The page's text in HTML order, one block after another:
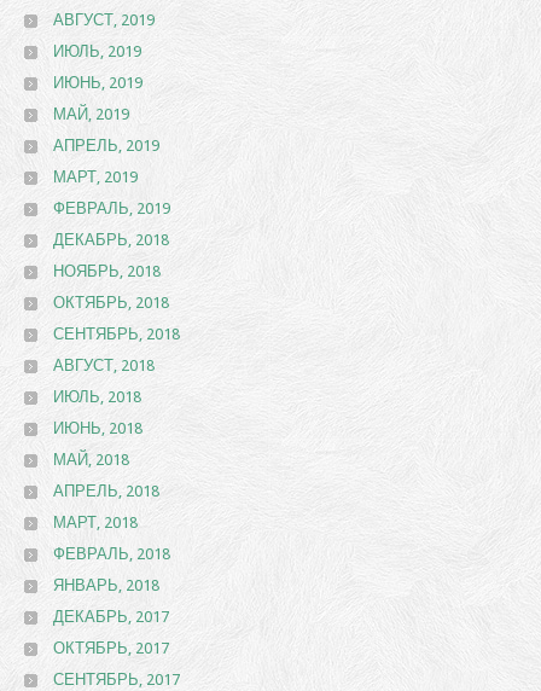
АВГУСТ, 2019
ИЮЛЬ, 2019
ИЮНЬ, 2019
МАЙ, 2019
АПРЕЛЬ, 2019
МАРТ, 2019
ФЕВРАЛЬ, 2019
ДЕКАБРЬ, 2018
НОЯБРЬ, 2018
ОКТЯБРЬ, 2018
СЕНТЯБРЬ, 2018
АВГУСТ, 2018
ИЮЛЬ, 2018
ИЮНЬ, 2018
МАЙ, 2018
АПРЕЛЬ, 2018
МАРТ, 2018
ФЕВРАЛЬ, 2018
ЯНВАРЬ, 2018
ДЕКАБРЬ, 2017
ОКТЯБРЬ, 2017
СЕНТЯБРЬ, 2017